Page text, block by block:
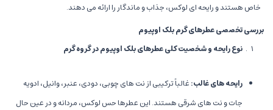
خاص هستند و رایحه ای لوکس، جذاب و ماندگار را ارائه می دهند.
بررسی تخصصی عطرهای گرم بلک اوپیوم
نوع رایحه و شخصیت کلی عطرهای بلک اوپیوم در گروه گرم
رایحه های غالب:غالباً ترکیبی از نت های چوبی، دودی، عنبر، وانیل، ادویه
جات و نت های شرقی هستند. این عطرها حس لوکس، مردانه و در عین حال